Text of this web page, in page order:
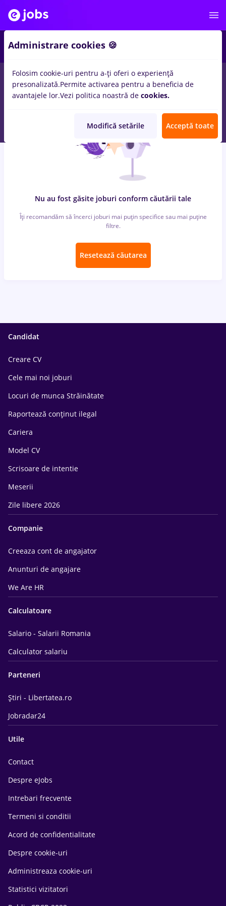
locuri de muncaarhivist, Full time in Iasi (Iasi)pentru
Level (< 2 ani)inBanci, IT / Telecom
Nu au fost găsite joburi conform căutării tale
Îți recomandăm să încerci joburi mai puțin specifice sau mai puține
filtre.
Resetează căutarea
Candidat
Creare CV
Cele mai noi joburi
Locuri de munca Străinătate
Raportează conținut ilegal
Cariera
Model CV
Scrisoare de intentie
Meserii
Zile libere 2026
Companie
Creeaza cont de angajator
Anunturi de angajare
We Are HR
Calculatoare
Salario - Salarii Romania
Calculator salariu
Parteneri
Știri - Libertatea.ro
Jobradar24
Utile
Contact
Despre eJobs
Intrebari frecvente
Termeni si conditii
Acord de confidentialitate
Despre cookie-uri
Administreaza cookie-uri
Statistici vizitatori
Administrare cookies 🍪
Folosim cookie-uri pentru a-ți oferi o experiență
presonalizată.Permite activarea pentru a beneficia de
avantajele lor.Vezi politica noastră de cookies.
Modifică setările Acceptă toate